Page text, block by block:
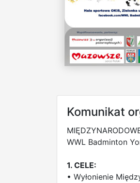
Komunikat
WWL Badminton
1. CELE:
• Wyłonienie